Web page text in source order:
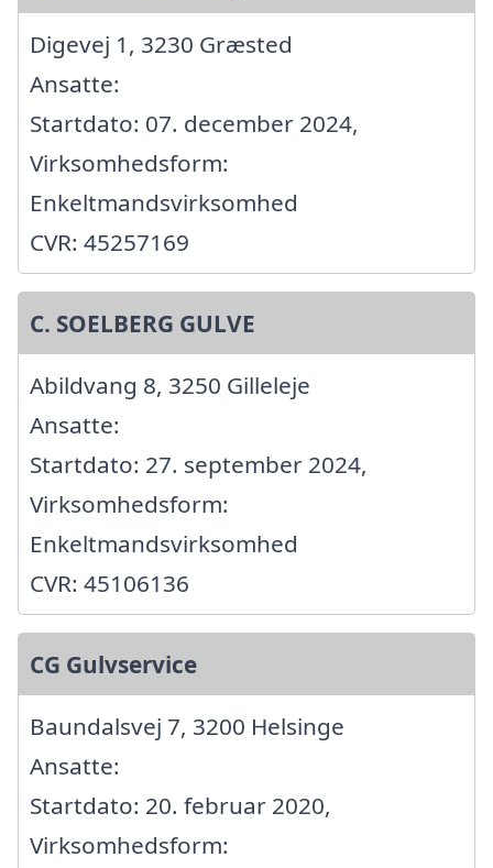
Digevej 1, 3230 Græsted
Ansatte:
Startdato: 07. december 2024,
Virksomhedsform:
Enkeltmandsvirksomhed
CVR: 45257169
C. SOELBERG GULVE
Abildvang 8, 3250 Gilleleje
Ansatte:
Startdato: 27. september 2024,
Virksomhedsform:
Enkeltmandsvirksomhed
CVR: 45106136
CG Gulvservice
Baundalsvej 7, 3200 Helsinge
Ansatte:
Startdato: 20. februar 2020,
Virksomhedsform: